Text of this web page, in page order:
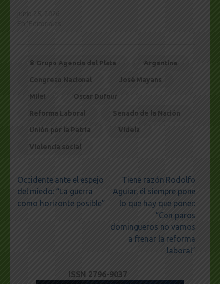
© Grupo Agencia del Plata Argentina
Congreso Nacional José Mayans
Milei Oscar Dufour
Reforma Laboral Senado de la Nación
Unión por la Patria Videla
Violencia social
Navegación
de
entradas
Occidente ante el espejo
del miedo: “La guerra
como horizonte posible”
Tiene razón Rodolfo
Aguiar, él siempre pone
lo que hay que poner:
“Con paros
domingueros no vamos
a frenar la reforma
laboral”
ISSN 2796-9037